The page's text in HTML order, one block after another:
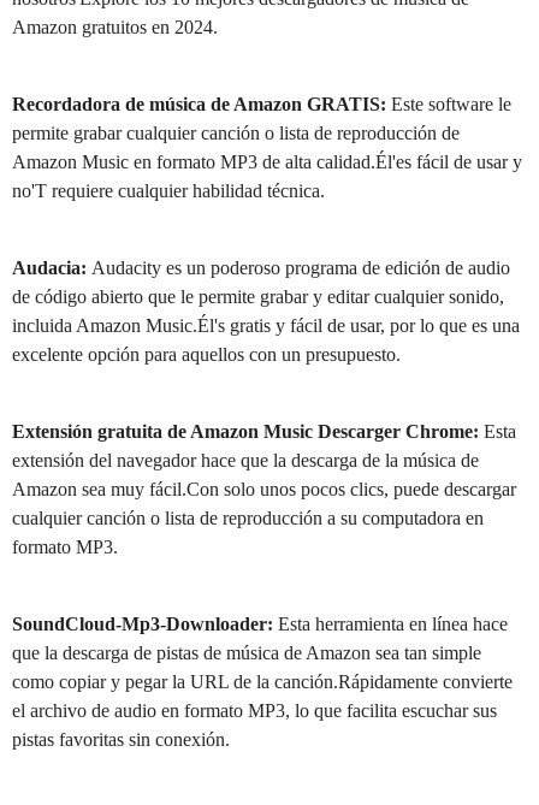
Amazon gratuitos en 2024.
Recordadora de música de Amazon GRATIS: Este software le
permite grabar cualquier canción o lista de reproducción de
Amazon Music en formato MP3 de alta calidad.Él'es fácil de usar y
no'T requiere cualquier habilidad técnica.
Audacia: Audacity es un poderoso programa de edición de audio
de código abierto que le permite grabar y editar cualquier sonido,
incluida Amazon Music.Él's gratis y fácil de usar, por lo que es una
excelente opción para aquellos con un presupuesto.
Extensión gratuita de Amazon Music Descarger Chrome: Esta
extensión del navegador hace que la descarga de la música de
Amazon sea muy fácil.Con solo unos pocos clics, puede descargar
cualquier canción o lista de reproducción a su computadora en
formato MP3.
SoundCloud-Mp3-Downloader: Esta herramienta en línea hace
que la descarga de pistas de música de Amazon sea tan simple
como copiar y pegar la URL de la canción.Rápidamente convierte
el archivo de audio en formato MP3, lo que facilita escuchar sus
pistas favoritas sin conexión.